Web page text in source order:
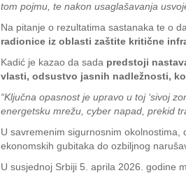
tom pojmu, te nakon usaglašavanja
Na pitanje o rezultatima sastanaka te o
radionice iz oblasti zaštite kritične
Kadić je kazao da sada predstoji
vlasti, odsustvo jasnih nadležnosti,
“Ključna opasnost je upravo u toj ‘sivoj
energetsku mrežu, cyber napad, prekid
U savremenim sigurnosnim
ekonomskih gubitaka do ozbiljnog
U susjednoj Srbiji 5. aprila 2026. godine